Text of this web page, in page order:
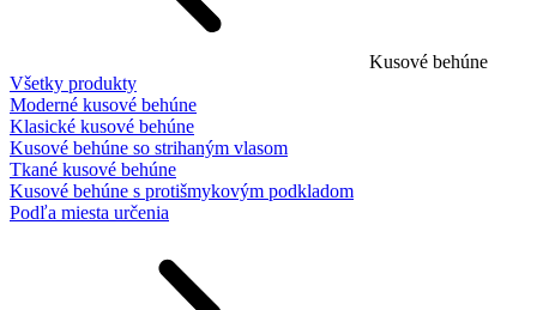
Kusové behúne
Všetky produkty
Moderné kusové behúne
Klasické kusové behúne
Kusové behúne so strihaným vlasom
Tkané kusové behúne
Kusové behúne s protišmykovým podkladom
Podľa miesta určenia